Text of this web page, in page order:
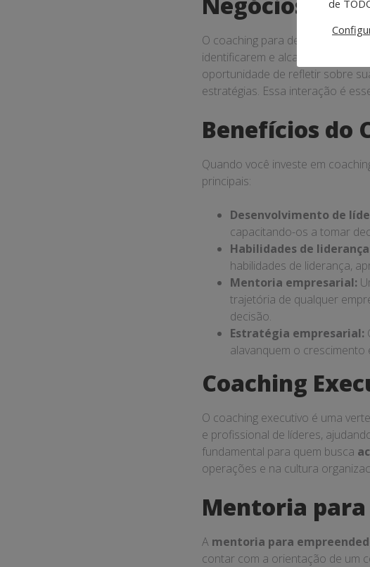
O coaching para
identificarem e alcançarem seus
oportunidade de refletir sobre
estratégias. Essa interação é
Benefícios do
Quando você investe em
principais:
Desenvolvimento de
capacitando-os a tomar
Habilidades de
habilidades de liderança,
Mentoria empresarial:
trajetória de qualquer
decisão.
Estratégia empresarial:
alavanquem o
Coaching
O coaching executivo é uma
e profissional de líderes,
fundamental para quem busca
operações e na cultura
Mentoria para
A mentoria para
contar com a orientação de um
de